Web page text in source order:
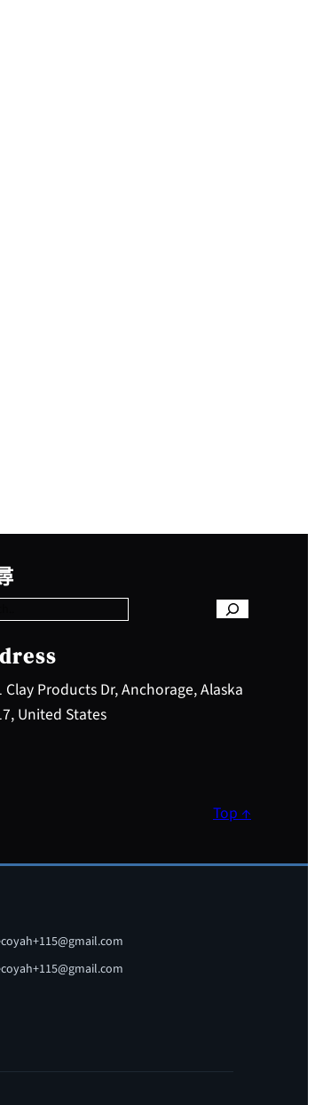
Clay Products Dr, Anchorage, Alaska
United States
Top ↑